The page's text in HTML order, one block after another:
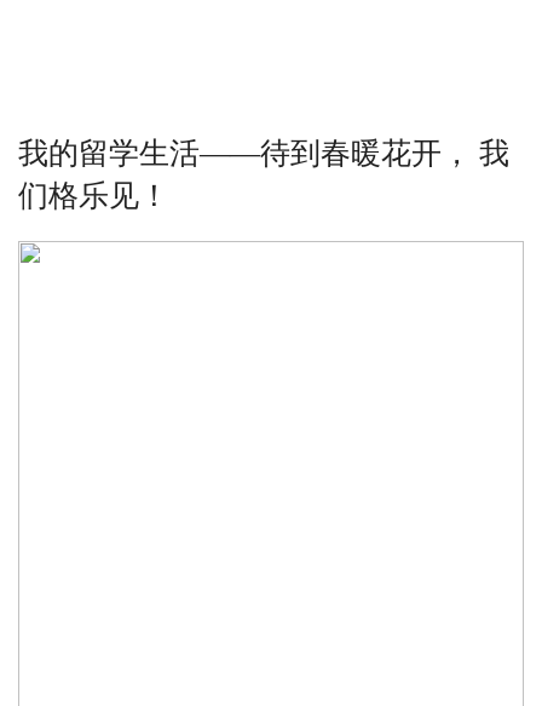
我的留学生活——待到春暖花开， 我
们格乐见！